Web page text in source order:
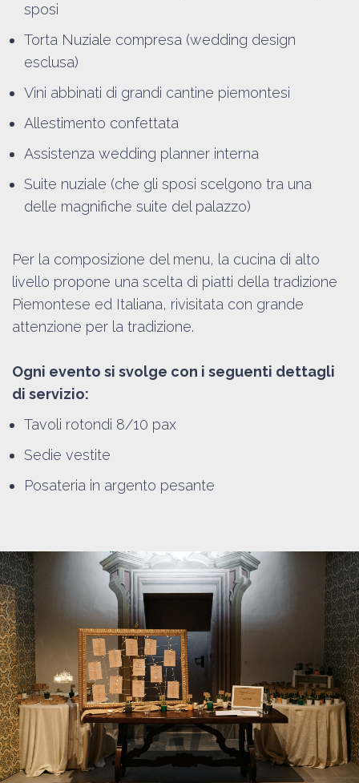
sposi
Torta Nuziale compresa (wedding design
esclusa)
Vini abbinati di grandi cantine piemontesi
Allestimento confettata
Assistenza wedding planner interna
Suite nuziale (che gli sposi scelgono tra una
delle magnifiche suite del palazzo)
Per la composizione del menu, la cucina di alto
livello propone una scelta di piatti della tradizione
Piemontese ed Italiana, rivisitata con grande
attenzione per la tradizione.
Ogni evento si svolge con i seguenti dettagli
di servizio:
Tavoli rotondi 8/10 pax
Sedie vestite
Posateria in argento pesante